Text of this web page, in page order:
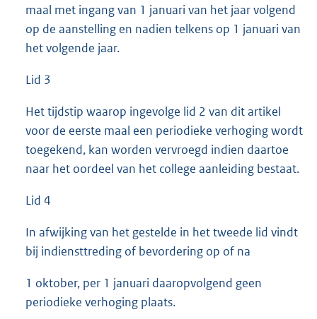
maal met ingang van 1 januari van het jaar volgend
op de aanstelling en nadien telkens op 1 januari van
het volgende jaar.
Lid 3
Het tijdstip waarop ingevolge lid 2 van dit artikel
voor de eerste maal een periodieke verhoging wordt
toegekend, kan worden vervroegd indien daartoe
naar het oordeel van het college aanleiding bestaat.
Lid 4
In afwijking van het gestelde in het tweede lid vindt
bij indiensttreding of bevordering op of na
1 oktober, per 1 januari daaropvolgend geen
periodieke verhoging plaats.